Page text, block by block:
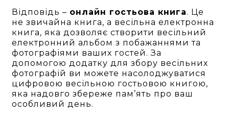
Відповідь – онлайн гостьова книга. Це
не звичайна книга, а весільна електронна
книга, яка дозволяє створити весільний
електронний альбом з побажаннями та
фотографіями ваших гостей. За
допомогою додатку для збору весільних
фотографій ви можете насолоджуватися
цифровою весільною гостьовою книгою,
яка надовго збереже пам’ять про ваш
особливий день.